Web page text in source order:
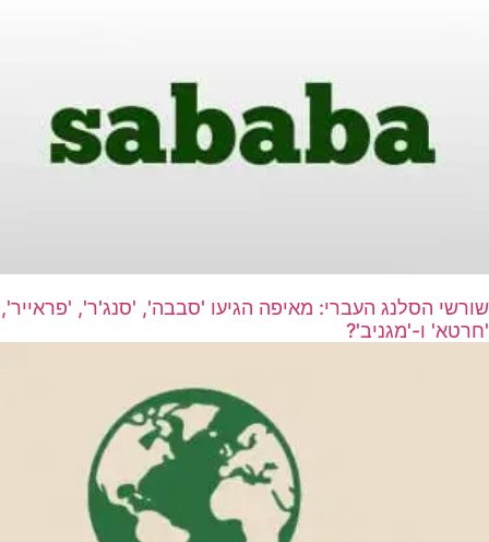
שורשי הסלנג העברי: מאיפה הגיעו 'סבבה', 'סנג'ר', 'פראייר',
'חרטא' ו-'מגניב'?